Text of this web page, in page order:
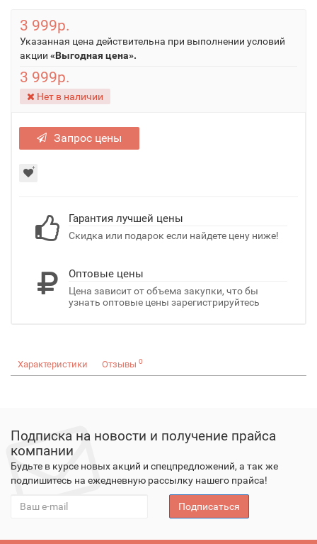
3 999р.
Указанная цена действительна при выполнении условий
акции «Выгодная цена».
3 999р.
Нет в наличии
Запрос цены
Гарантия лучшей цены
Скидка или подарок если найдете цену ниже!
Оптовые цены
Цена зависит от объема закупки, что бы
узнать оптовые цены зарегистрируйтесь
Характеристики Отзывы 0
Подписка на новости и получение прайса
компании
Будьте в курсе новых акций и спецпредложений, а так же
подпишитесь на ежедневную рассылку нашего прайса!
Подписаться